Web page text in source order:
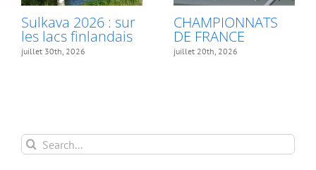
Sulkava 2026 : sur
les lacs finlandais
juillet 30th, 2026
CHAMPIONNATS
DE FRANCE
juillet 20th, 2026
Search
for: